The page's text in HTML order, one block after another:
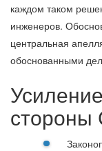
каждом таком
инженеров.
центральная
обоснованными